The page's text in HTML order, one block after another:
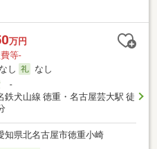
万円
等-
なし
なし
-
鉄犬山線 徳重・名古屋芸大駅 徒
知県北名古屋市徳重小崎